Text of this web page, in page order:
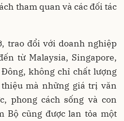
tham quan và các đối tác
trao đổi với doanh nghiệp
từ Malaysia, Singapore,
không chỉ chất lượng
mà những giá trị văn
phong cách sống và con
Bộ cũng được lan tỏa một